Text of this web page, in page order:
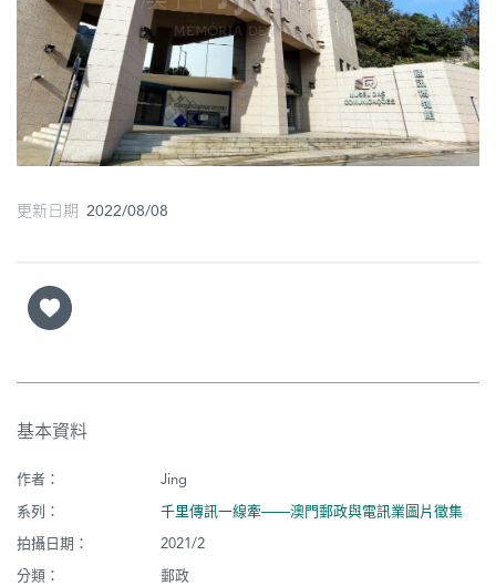
媽
閣
寺
廟
巴
更新日期 2022/08/08
基本資料
作者：
Jing
系列：
千里傳訊一線牽——澳門郵政與電訊業圖片徵集
拍攝日期：
2021/2
分類：
郵政